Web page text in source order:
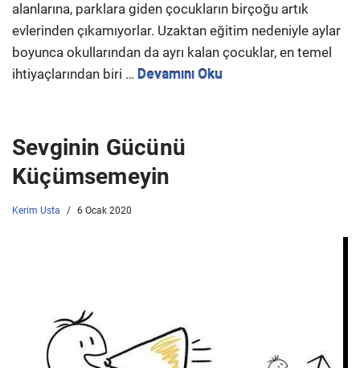
alanlarına, parklara giden çocukların birçoğu artık
evlerinden çıkamıyorlar. Uzaktan eğitim nedeniyle aylar
boyunca okullarından da ayrı kalan çocuklar, en temel
ihtiyaçlarından biri … Devamını Oku
Sevginin Gücünü
Küçümsemeyin
Kerim Usta 6 Ocak 2020